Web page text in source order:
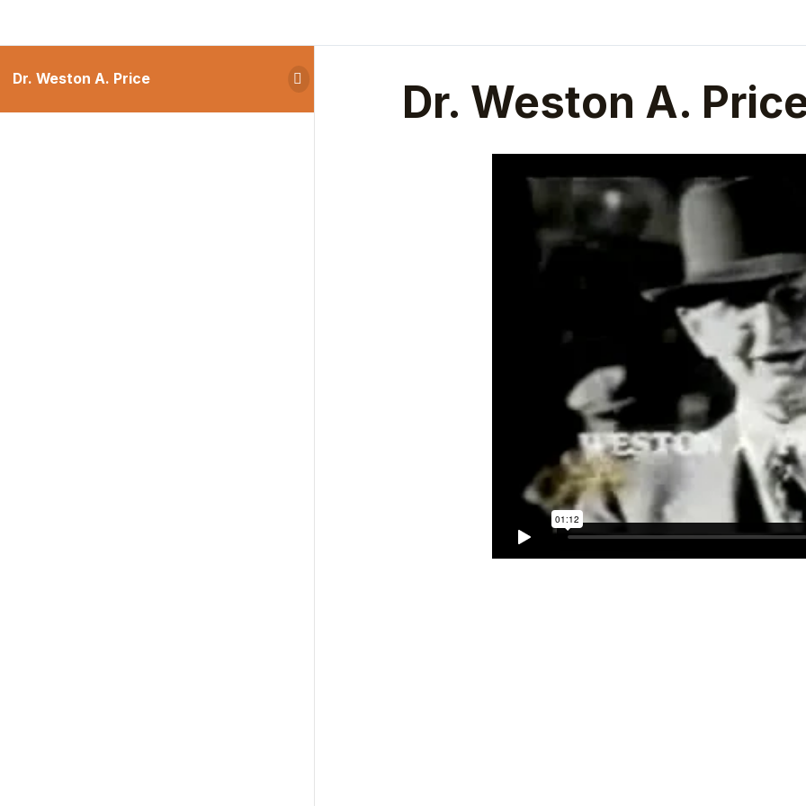
Dr. Weston A. Price Dr. Weston A.